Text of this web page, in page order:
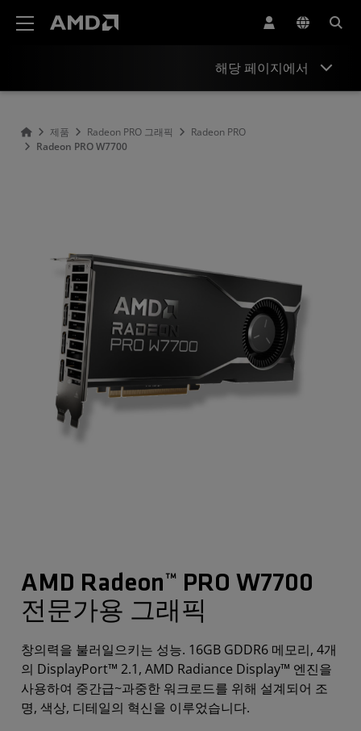
해당 페이지에서
제품 Radeon PRO 그래픽
Radeon PRO
Radeon PRO W7700
AMD Radeon™ PRO W7700
전문가용 그래픽
창의력을 불러일으키는 성능. 16GB GDDR6 메모리, 4개
의 DisplayPort™ 2.1, AMD Radiance Display™ 엔진을
사용하여 중간급~과중한 워크로드를 위해 설계되어 조
명, 색상, 디테일의 혁신을 이루었습니다.